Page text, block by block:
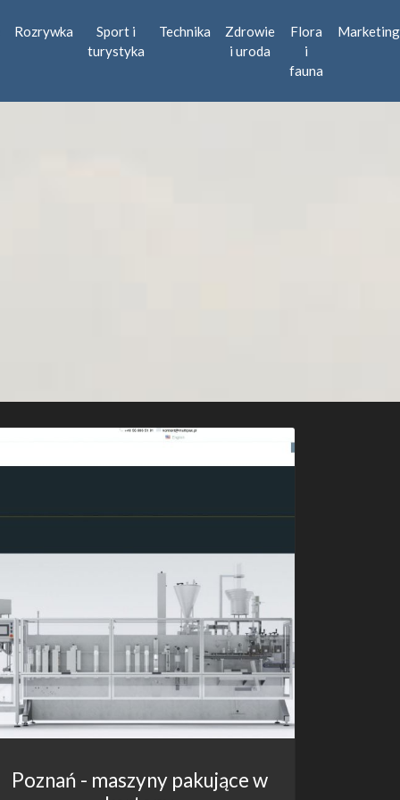
Rozrywka
Sport i
turystyka
Technika
Zdrowie
i uroda
Flora
i
fauna
Marketing
Poznań - maszyny pakujące w